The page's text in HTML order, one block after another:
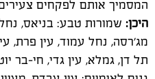
גנים לאומיים: עין עבדת,
גוברין, אפולוניה, הרודיון,
טבריה, עין חמד, תל אשקלון,
מתי: מדי יום, בשעות פעילות